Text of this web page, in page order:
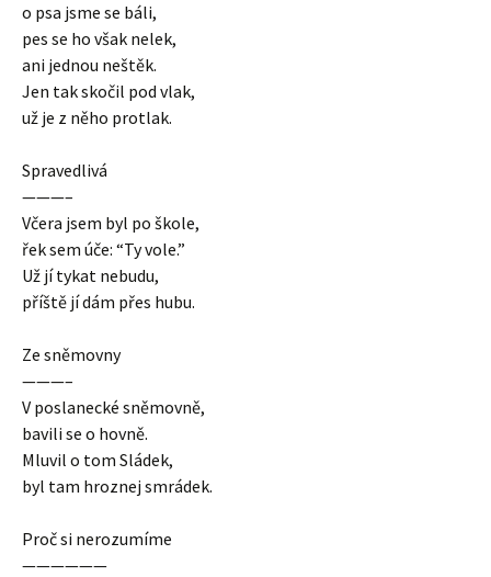
o psa jsme se báli,
pes se ho však nelek,
ani jednou neštěk.
Jen tak skočil pod vlak,
už je z něho protlak.
Spravedlivá
———–
Včera jsem byl po škole,
řek sem úče: “Ty vole.”
Už jí tykat nebudu,
příště jí dám přes hubu.
Ze sněmovny
———–
V poslanecké sněmovně,
bavili se o hovně.
Mluvil o tom Sládek,
byl tam hroznej smrádek.
Proč si nerozumíme
——————